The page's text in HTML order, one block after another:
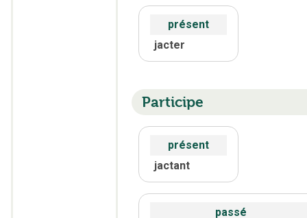
présent
jacter
Participe
présent
jactant
passé